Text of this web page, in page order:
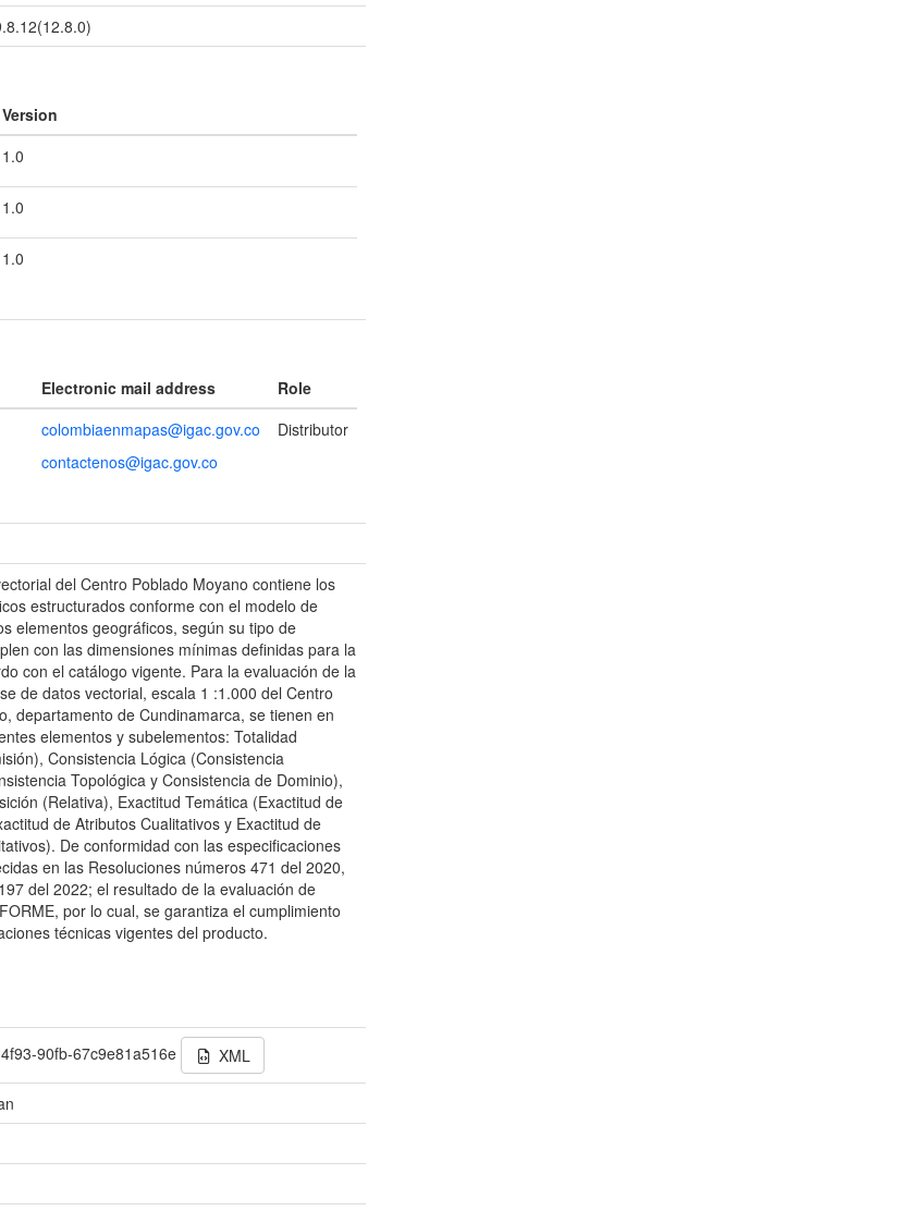
Version
1.0
1.0
1.0
Electronic mail address
Role
colombiaenmapas@igac.gov.co
contactenos@igac.gov.co
Distributor
del Centro Poblado Moyano contiene los
estructurados conforme con el modelo de
elementos geográficos, según su tipo de
con las dimensiones mínimas definidas para la
con el catálogo vigente. Para la evaluación de la
de datos vectorial, escala 1 :1.000 del Centro
departamento de Cundinamarca, se tienen en
elementos y subelementos: Totalidad
Consistencia Lógica (Consistencia
Topológica y Consistencia de Dominio),
(Relativa), Exactitud Temática (Exactitud de
de Atributos Cualitativos y Exactitud de
De conformidad con las especificaciones
en las Resoluciones números 471 del 2020,
del 2022; el resultado de la evaluación de
por lo cual, se garantiza el cumplimiento
técnicas vigentes del producto.
90fb-67c9e81a516e XML